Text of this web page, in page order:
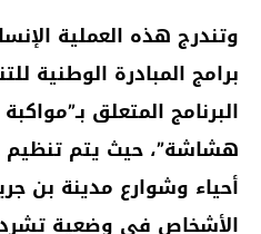
وتندرج هذه العملية
برامج المبادرة الوطنية
البرنامج المتعلق
هشاشة”، حيث يتم تنظيم
أحياء وشوارع مدينة بن
الأشخاص في وضعية تشرد